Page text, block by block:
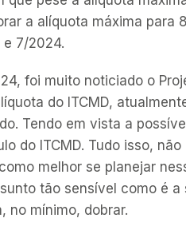
a alíquota máxima
7/2024.
foi muito noticiado o
do ITCMD,
Tendo em vista a
do ITCMD. Tudo isso,
melhor se planejar
tão sensível como é
no mínimo, dobrar.